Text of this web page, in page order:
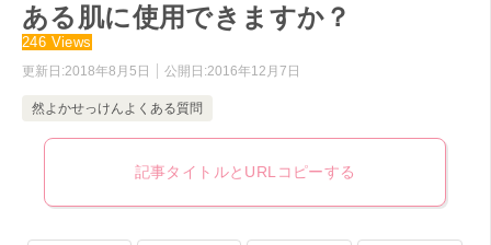
ある肌に使用できますか？
更新日:2018年8月5日 公開日:2016年12月7日
246 Views
然よかせっけんよくある質問
記事タイトルとURLコピーする